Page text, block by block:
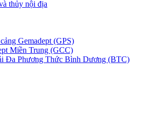
thủy nội địa
Gemadept (GPS)
Miền Trung (GCC)
Đa Phương Thức Bình Dương (BTC)